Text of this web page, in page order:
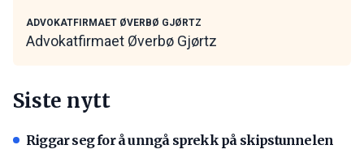
ADVOKATFIRMAET ØVERBØ GJØRTZ
Advokatfirmaet Øverbø Gjørtz
Siste nytt
Riggar seg for å unngå sprekk på skipstunnelen